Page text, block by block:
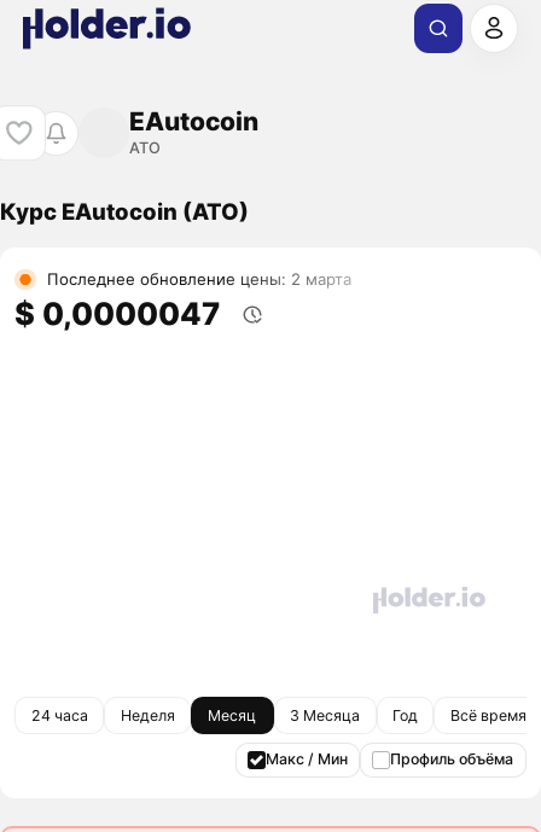
EAutocoin
ATO
Курс EAutocoin (ATO)
Последнее обновление цены: 2 марта
$ 0,0000047
24 часа Неделя Месяц 3 Месяца Год Всё время
Макс / Мин Профиль объёма